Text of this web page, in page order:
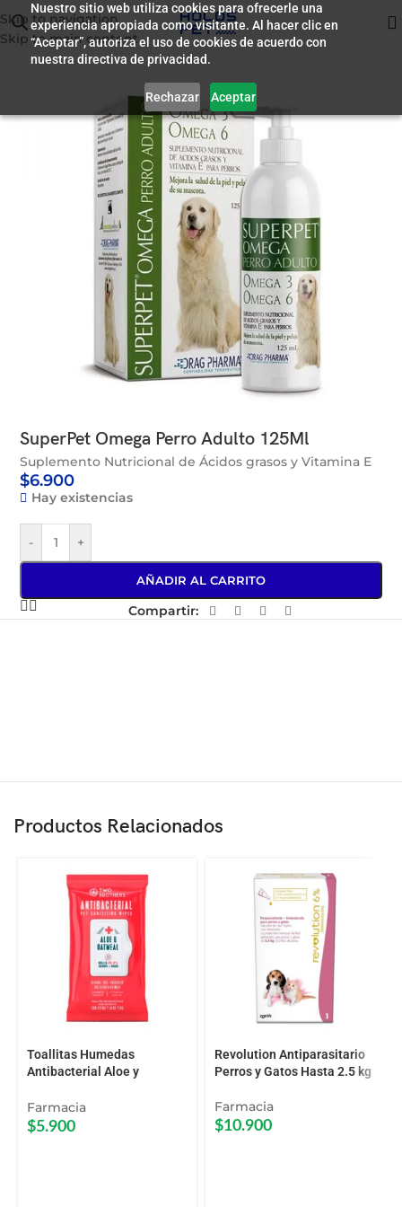
Nuestro sitio web utiliza cookies para ofrecerle una
experiencia apropiada como visitante. Al hacer clic en
“Aceptar”, autoriza el uso de cookies de acuerdo con
nuestra directiva de privacidad.
Rechazar Aceptar
Skip to navigation
Skip to main content
Inicio/ Farmacia
SuperPet Omega Perro Adulto 125Ml
Suplemento Nutricional de Ácidos grasos y Vitamina E
$6.900
Hay existencias
- +
AÑADIR AL CARRITO
Compartir:
Productos Relacionados
Toallitas Humedas
Antibacterial Aloe y
Farmacia
$5.900
Revolution Antiparasitario
Perros y Gatos Hasta 2.5 kg
Farmacia
$10.900